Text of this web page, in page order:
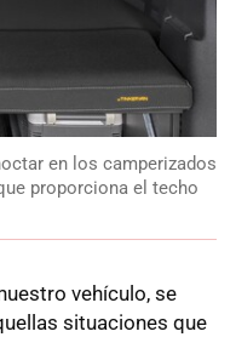
en los camperizados
proporciona el techo
vehículo, se
situaciones que